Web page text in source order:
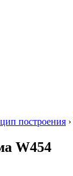
построения ›
W454